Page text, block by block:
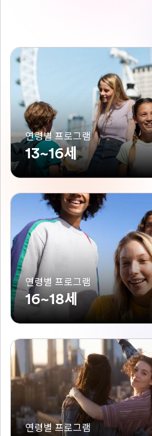
연령별 프로그램
13~16세
연령별 프로그램
16~18세
연령별 프로그램